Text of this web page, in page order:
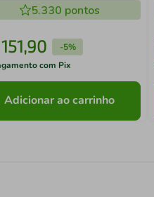
5.330 pontos
151,90 -5%
com Pix
Adicionar ao carrinho